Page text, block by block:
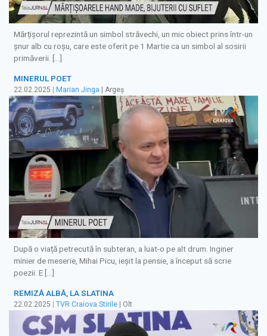
Mărțișorul reprezintă un simbol străvechi, un mic obiect prins într-un
șnur alb cu roșu, care este oferit pe 1 Martie ca un simbol al sosirii
primăverii. […]
MINERUL POET
22.02.2025 Marian Jinga | Argeș
După o viață petrecută în subteran, a luat-o pe alt drum. Inginer
minier de meserie, Mihai Picu, ieșit la pensie, a început să scrie
poezii. E […]
REMIZĂ ALBĂ, LA SLATINA
22.02.2025 TVR Craiova Stirile | Olt